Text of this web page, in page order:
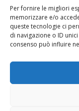
Per fornire le migliori
memorizzare e/o
queste tecnologie ci
di navigazione o ID
consenso può influire
Chi